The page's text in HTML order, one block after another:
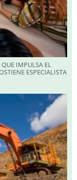
IMPULSA EL
ESPECIALISTA